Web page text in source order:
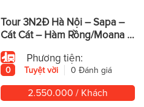
Tour 3N2Đ Hà Nội – Sapa –
Cát Cát – Hàm Rồng/Moana –
Fansipan
Phương tiện:
0 Tuyệt vời 0 Đánh giá
2.550.000 / Khách